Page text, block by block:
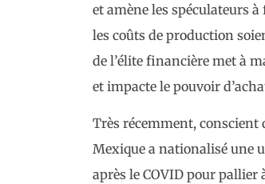
et amène les spéculateurs
les coûts de production
de l’élite financière met à
et impacte le pouvoir
Très récemment,
Mexique a nationalisé une
après le COVID pour